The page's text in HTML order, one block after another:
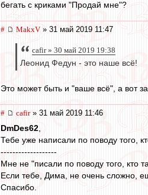
бегать с криками "Продай мне"?
# MakxV » 31 май 2019 11:47
cafir » 30 май 2019 19:38
Леонид Федун - это наше всё!
Это может быть и "ваше всё", а вот
# cafir» 31 май 2019 11:46
DmDes62,
Тебе уже написали по поводу того,
-------------------
Мне не "писали по поводу того, кто
Если тебе, Дима, не очень сложно,
Спасибо.